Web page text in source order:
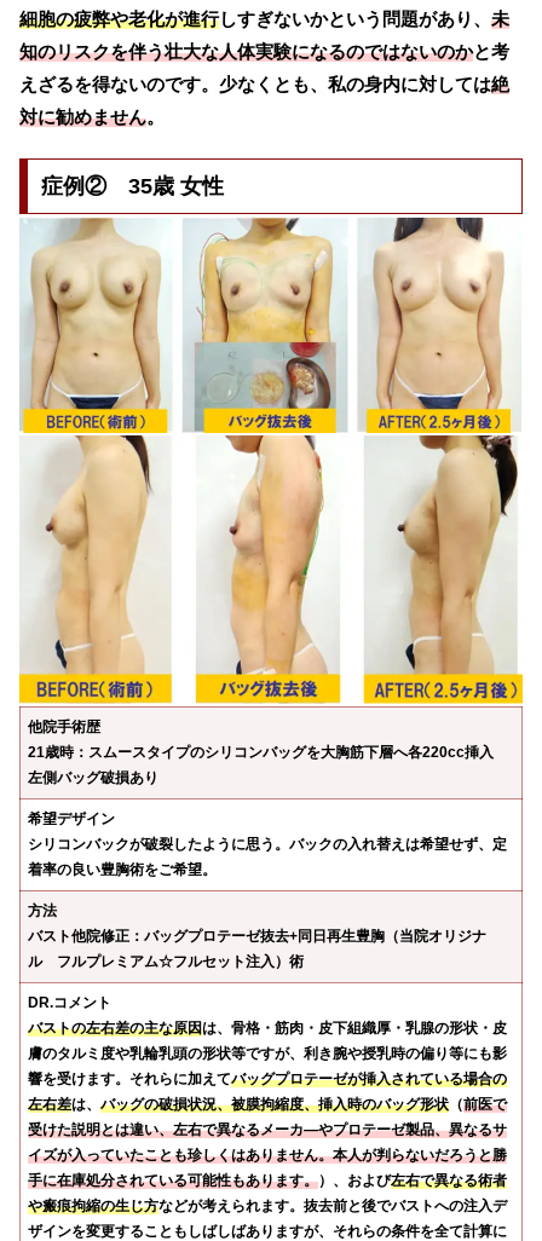
細胞の疲弊や老化が進行しすぎないかという問題があり、 未
知のリスクを伴う壮大な人体実験になるのではないのかと考
えざるを得ないのです。少なくとも、私の身内に対しては絶
対に勧めません。
症例② 35歳 女性
他院手術歴
21歳時：スムースタイプのシリコンバッグを大胸筋下層へ各220cc挿入
左側バッグ破損あり
希望デザイン
シリコンバックが破裂したように思う。バックの入れ替えは希望せず、定
着率の良い豊胸術をご希望。
方法
バスト他院修正：バッグプロテーゼ抜去+同日再生豊胸（当院オリジナ
ル フルプレミアム☆フルセット注入）術
DR.コメント
バストの左右差の主な原因は、骨格・筋肉・皮下組織厚・乳腺の形状・皮
膚のタルミ度や乳輪乳頭の形状等ですが、利き腕や授乳時の偏り等にも影
響を受けます。それらに加えてバッグプロテーゼが挿入されている場合の
左右差は、 バッグの破損状況、被膜拘縮度、挿入時のバッグ形状 （前医で
受けた説明とは違い、左右で異なるメーカ―やプロテーゼ製品、異なるサ
イズが入っていたことも珍しくはありません。本人が判らないだろうと勝
手に在庫処分されている可能性もあります。）、および左右で異なる術者
や瘢痕拘縮の生じ方などが考えられます。抜去前と後でバストへの注入デ
ザインを変更することもしばしばありますが、それらの条件を全て計算に